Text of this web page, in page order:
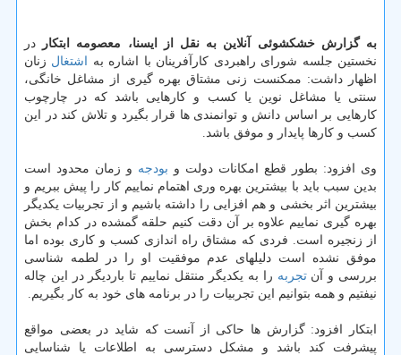
به گزارش خشكشوئی آنلاین به نقل از ایسنا، معصومه ابتكار
در
نخستین جلسه شورای راهبردی كارآفرینان با اشاره به اشتغال زنان
اظهار داشت: ممكنست زنی مشتاق بهره گیری از مشاغل خانگی،
سنتی یا مشاغل نوین یا كسب و كارهایی باشد كه در چارچوب
كارهایی بر اساس دانش و توانمندی ها قرار بگیرد و تلاش كند در این
كسب و كارها پایدار و موفق باشد.
وی افزود: بطور قطع امكانات دولت و بودجه و زمان محدود است
بدین سبب باید با بیشترین بهره وری اهتمام نماییم كار را پیش ببریم و
بیشترین اثر بخشی و هم افزایی را داشته باشیم و از تجربیات یكدیگر
بهره گیری نماییم علاوه بر آن دقت كنیم حلقه گمشده در كدام بخش
از زنجیره است. فردی كه مشتاق راه اندازی كسب و كاری بوده اما
موفق نشده است دلیلهای عدم موفقیت او را در لطمه شناسی
بررسی و آنتجربه را به یكدیگر منتقل نماییم تا باردیگر در این چاله
نیفتیم و همه بتوانیم این تجربیات را در برنامه های خود به كار بگیریم.
ابتكار افزود: گزارش ها حاكی از آنست كه شاید در بعضی مواقع
پیشرفت كند باشد و مشكل دسترسی به اطلاعات یا شناسایی